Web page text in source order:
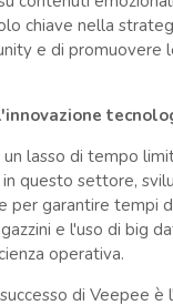
chiave nella
e di promuovere
lasso di tempo
questo settore,
per garantire tempi
e l'uso di big
operativa.
di Veepee è